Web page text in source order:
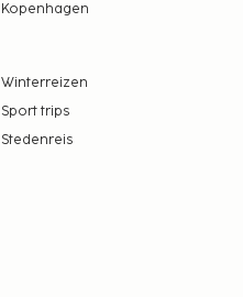
Kopenhagen
Winterreizen
Sport trips
Stedenreis